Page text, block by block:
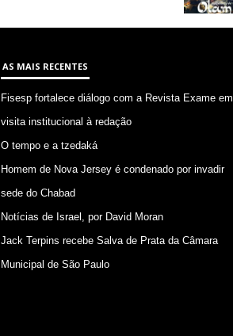
AS MAIS RECENTES
Fisesp fortalece diálogo com a Revista Exame em
visita institucional à redação
O tempo e a tzedaká
Homem de Nova Jersey é condenado por invadir
sede do Chabad
Notícias de Israel, por David Moran
Jack Terpins recebe Salva de Prata da Câmara
Municipal de São Paulo